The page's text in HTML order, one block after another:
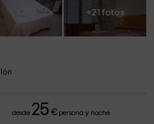
+21 fotos
desde 25 €persona y noche